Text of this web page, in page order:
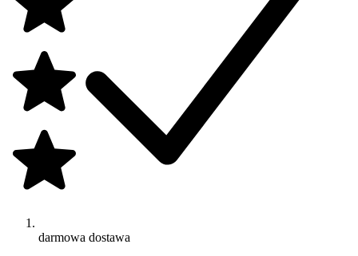
darmowa dostawa